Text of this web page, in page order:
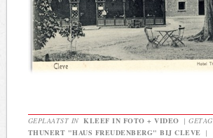
GEPLAATST IN KLEEF IN FOTO + VIDEO |
THUNERT "HAUS FREUDENBERG" BIJ CLEVE |